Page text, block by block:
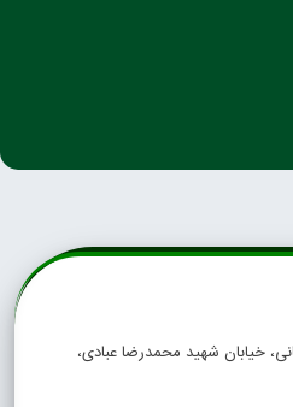
خیابان شهید محمدرضا عبادی،